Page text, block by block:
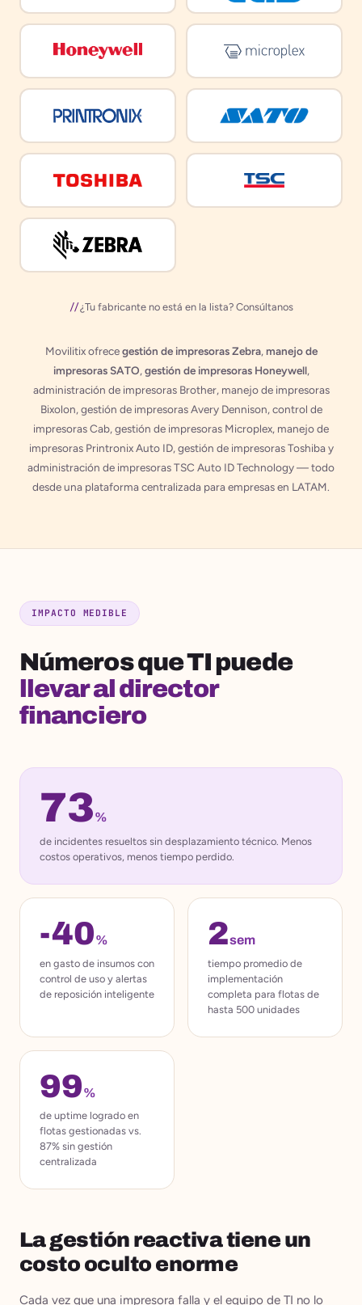
¿Tu fabricante no está en la lista? Consúltanos
Movilitix ofrecegestión de impresoras Zebra,manejo de
impresoras SATO,gestión de impresoras Honeywell,
administración de impresoras Brother, manejo de impresoras
Bixolon, gestión de impresoras Avery Dennison, control de
impresoras Cab, gestión de impresoras Microplex, manejo de
impresoras Printronix Auto ID, gestión de impresoras Toshiba y
administración de impresoras TSC Auto ID Technology — todo
desde una plataforma centralizada para empresas en LATAM.
IMPACTO MEDIBLE
Números que TI puede
llevar al director
financiero
73%
de incidentes resueltos sin desplazamiento técnico. Menos
costos operativos, menos tiempo perdido.
-40%
en gasto de insumos con
control de uso y alertas
de reposición inteligente
2sem
tiempo promedio de
implementación
completa para flotas de
hasta 500 unidades
99%
de uptime logrado en
flotas gestionadas vs.
87% sin gestión
centralizada
La gestión reactiva tiene un
costo oculto enorme
Cada vez que una impresora falla y el equipo de TI no lo